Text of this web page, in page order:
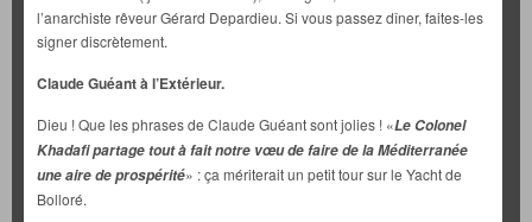
l’anarchiste rêveur Gérard Depardieu. Si vous passez dîner, faites-les
signer discrètement.
Claude Guéant à l’Extérieur.
Dieu ! Que les phrases de Claude Guéant sont jolies ! «Le Colonel
Khadafi partage tout à fait notre vœu de faire de la Méditerranée
une aire de prospérité» : ça mériterait un petit tour sur le Yacht de
Bolloré.